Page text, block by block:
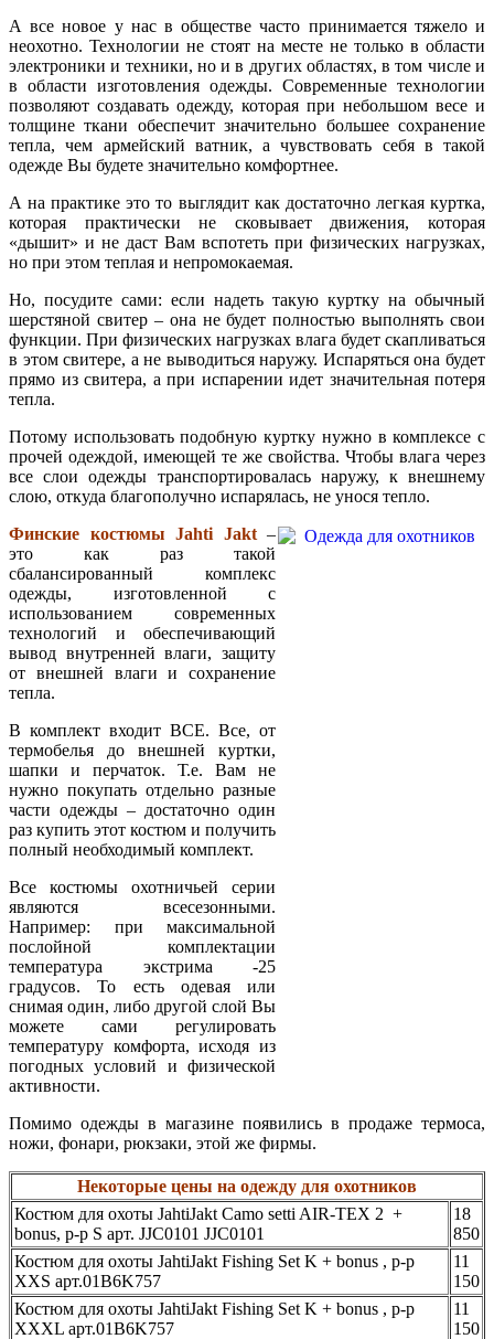
А все новое у нас в обществе часто принимается тяжело и
неохотно. Технологии не стоят на месте не только в области
электроники и техники, но и в других областях, в том числе и
в области изготовления одежды. Современные технологии
позволяют создавать одежду, которая при небольшом весе и
толщине ткани обеспечит значительно большее сохранение
тепла, чем армейский ватник, а чувствовать себя в такой
одежде Вы будете значительно комфортнее.
А на практике это то выглядит как достаточно легкая куртка,
которая практически не сковывает движения, которая
«дышит» и не даст Вам вспотеть при физических нагрузках,
но при этом теплая и непромокаемая.
Но, посудите сами: если надеть такую куртку на обычный
шерстяной свитер – она не будет полностью выполнять свои
функции. При физических нагрузках влага будет скапливаться
в этом свитере, а не выводиться наружу. Испаряться она будет
прямо из свитера, а при испарении идет значительная потеря
тепла.
Потому использовать подобную куртку нужно в комплексе с
прочей одеждой, имеющей те же свойства. Чтобы влага через
все слои одежды транспортировалась наружу, к внешнему
слою, откуда благополучно испарялась, не унося тепло.
Финские костюмы Jahti Jakt–
это как раз такой
сбалансированный комплекс
одежды, изготовленной с
использованием современных
технологий и обеспечивающий
вывод внутренней влаги, защиту
от внешней влаги и сохранение
тепла.
В комплект входит ВСЕ. Все, от
термобелья до внешней куртки,
шапки и перчаток. Т.е. Вам не
нужно покупать отдельно разные
части одежды – достаточно один
раз купить этот костюм и получить
полный необходимый комплект.
Все костюмы охотничьей серии
являются всесезонными.
Например: при максимальной
послойной комплектации
температура экстрима -25
градусов. То есть одевая или
снимая один, либо другой слой Вы
можете сами регулировать
температуру комфорта, исходя из
погодных условий и физической
активности.
Помимо одежды в магазине появились в продаже термоса,
ножи, фонари, рюкзаки, этой же фирмы.
Некоторые цены на одежду для охотников
Костюм для охоты JahtiJakt Camo setti AIR-TEX 2 +
bonus, р-р S арт. JJС0101 JJС0101
18
850
Костюм для охоты JahtiJakt Fishing Set K + bonus , р-р
XХS арт.01B6K757
11
150
Костюм для охоты JahtiJakt Fishing Set K + bonus , р-р
XХXL арт.01B6K757
11
150